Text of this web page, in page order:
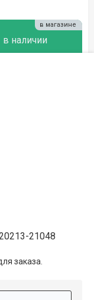
в наличии
в магазине
21048
заказа.